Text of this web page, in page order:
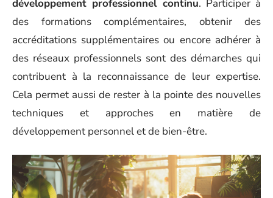
développement professionnel continu. Participer à
des formations complémentaires, obtenir des
accréditations supplémentaires ou encore adhérer à
des réseaux professionnels sont des démarches qui
contribuent à la reconnaissance de leur expertise.
Cela permet aussi de rester à la pointe des nouvelles
techniques et approches en matière de
développement personnel et de bien-être.